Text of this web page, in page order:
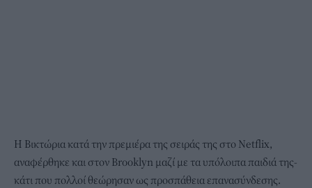
Η Βικτώρια κατά την πρεμιέρα της σειράς της στο Netflix,
αναφέρθηκε και στον Brooklyn μαζί με τα υπόλοιπα παιδιά της-
κάτι που πολλοί θεώρησαν ως προσπάθεια επανασύνδεσης.